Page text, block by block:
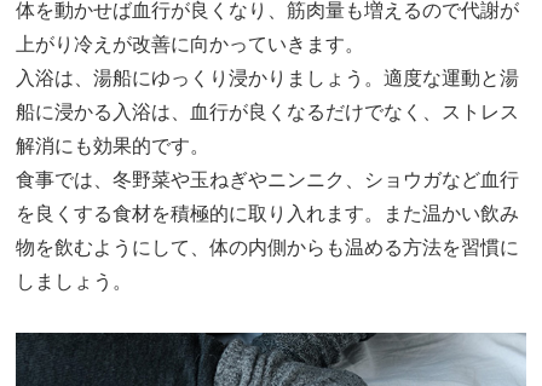
体を動かせば血行が良くなり、筋肉量も増えるので代謝が
上がり冷えが改善に向かっていきます。
入浴は、湯船にゆっくり浸かりましょう。適度な運動と湯
船に浸かる入浴は、血行が良くなるだけでなく、ストレス
解消にも効果的です。
食事では、冬野菜や玉ねぎやニンニク、ショウガなど血行
を良くする食材を積極的に取り入れます。また温かい飲み
物を飲むようにして、体の内側からも温める方法を習慣に
しましょう。